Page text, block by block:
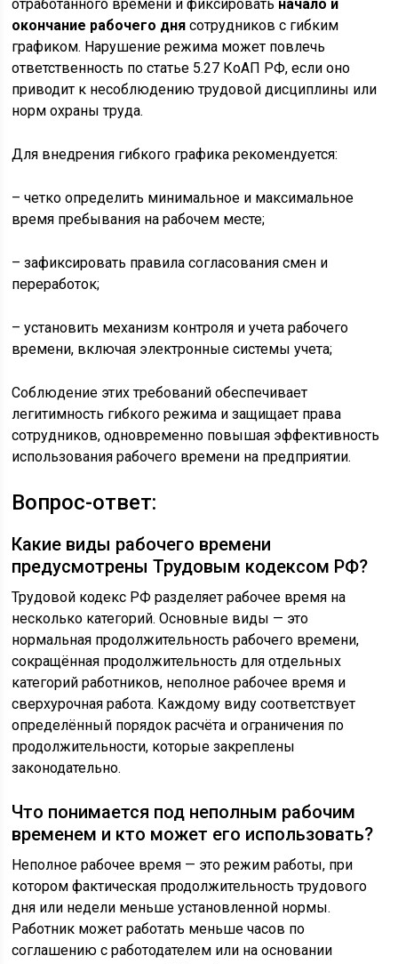
отработанного времени и фиксировать начало и
окончание рабочего дня сотрудников с гибким
графиком. Нарушение режима может повлечь
ответственность по статье 5.27 КоАП РФ, если оно
приводит к несоблюдению трудовой дисциплины или
норм охраны труда.
Для внедрения гибкого графика рекомендуется:
– четко определить минимальное и максимальное
время пребывания на рабочем месте;
– зафиксировать правила согласования смен и
переработок;
– установить механизм контроля и учета рабочего
времени, включая электронные системы учета;
Соблюдение этих требований обеспечивает
легитимность гибкого режима и защищает права
сотрудников, одновременно повышая эффективность
использования рабочего времени на предприятии.
Вопрос-ответ:
Какие виды рабочего времени
предусмотрены Трудовым кодексом РФ?
Трудовой кодекс РФ разделяет рабочее время на
несколько категорий. Основные виды — это
нормальная продолжительность рабочего времени,
сокращённая продолжительность для отдельных
категорий работников, неполное рабочее время и
сверхурочная работа. Каждому виду соответствует
определённый порядок расчёта и ограничения по
продолжительности, которые закреплены
законодательно.
Что понимается под неполным рабочим
временем и кто может его использовать?
Неполное рабочее время — это режим работы, при
котором фактическая продолжительность трудового
дня или недели меньше установленной нормы.
Работник может работать меньше часов по
соглашению с работодателем или на основании